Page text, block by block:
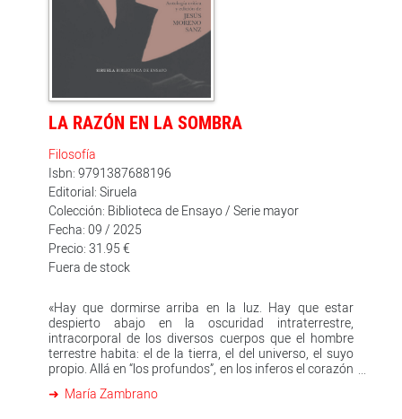
LA RAZÓN EN LA SOMBRA
Filosofía
Isbn: 9791387688196
Editorial: Siruela
Colección: Biblioteca de Ensayo / Serie mayor
Fecha: 09 / 2025
Precio: 31.95 €
Fuera de stock
«Hay que dormirse arriba en la luz. Hay que estar
despierto abajo en la oscuridad intraterrestre,
intracorporal de los diversos cuerpos que el hombre
terrestre habita: el de la tierra, el del universo, el suyo
propio. Allá en “los profundos”, en los inferos el corazón
luz, el corazón se abandona, se entrega. Se recoge. Se
María Zambrano